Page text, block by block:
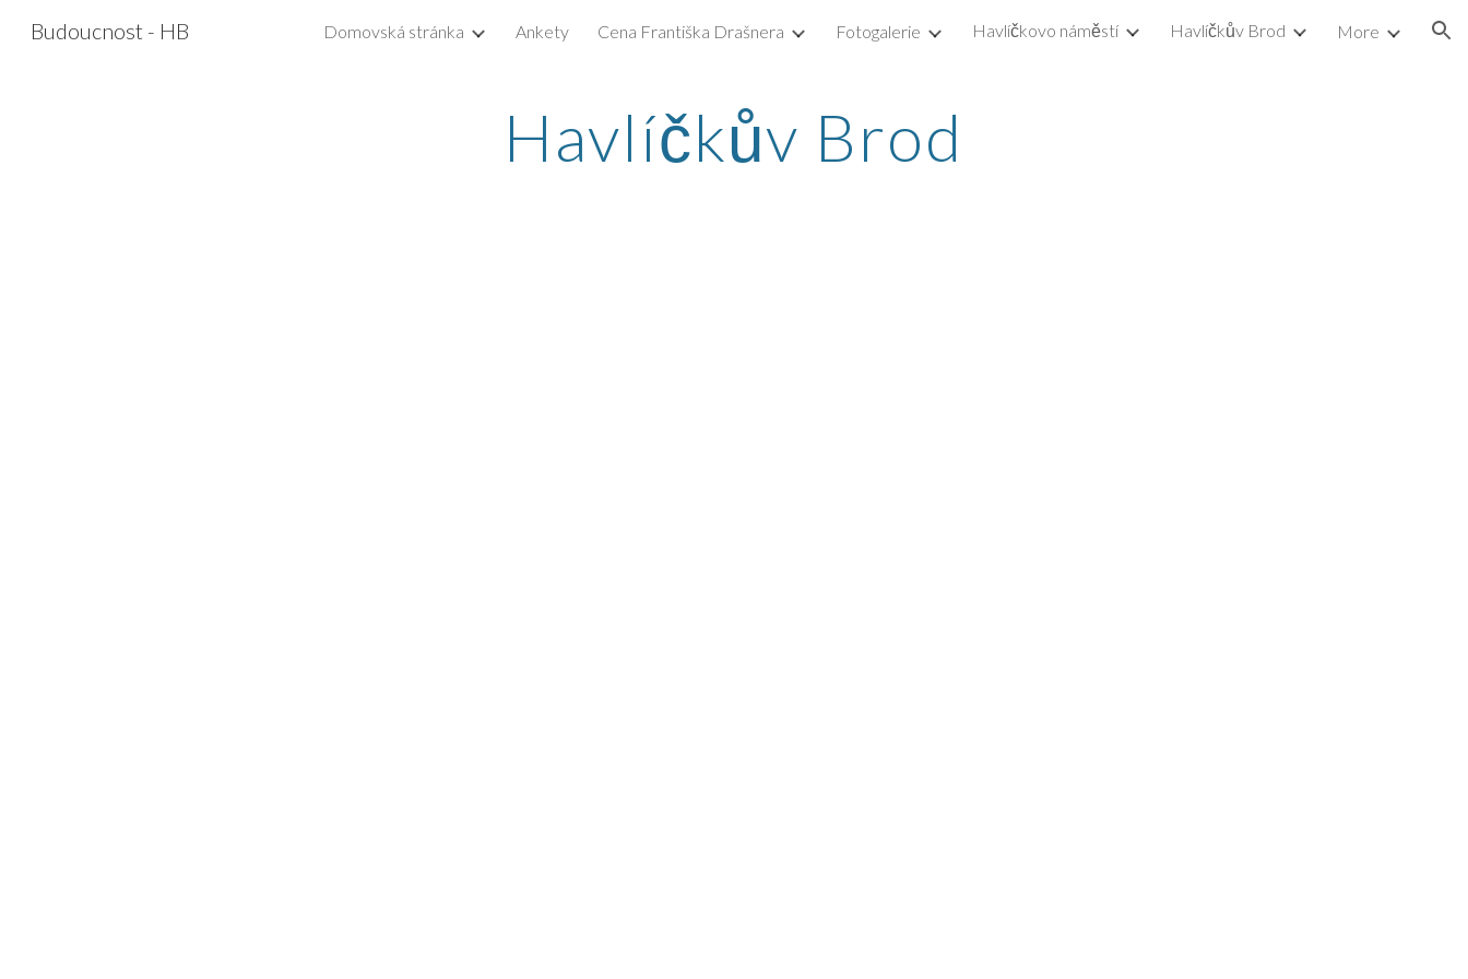
Skip to main content Skip to navigation
Budoucnost - HB Domovská stránka Ankety Cena Františka Drašnera Fotogalerie Havlíčkovo náměstí Havlíčkův Brod More
Havlíčkův Brod